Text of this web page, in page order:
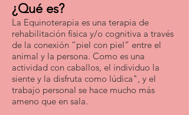
¿Qué es?
La Equinoterapia es una terapia de
rehabilitación física y/o cognitiva a través
de la conexión “piel con piel” entre el
animal y la persona. Como es una
actividad con caballos, el individuo la
siente y la disfruta como lúdica", y el
trabajo personal se hace mucho más
ameno que en sala.